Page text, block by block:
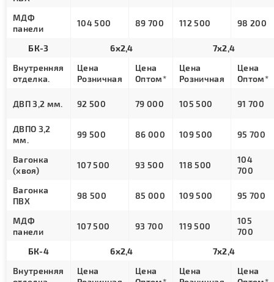
МДФ
панели
104 500 89 700 112 500 98 200
БК-3 6х2,4
7х2,4
Внутренняя
отделка.
Цена
Розничная
Цена
Оптом*
Цена
Розничная
Цена
Оптом*
ДВП 3,2 мм. 92 500 79 000 105 500 91 700
ДВПО 3,2
мм.
99 500 86 000 109 500 95 700
Вагонка
(хвоя)
107 500 93 500 118 500
104
700
Вагонка
ПВХ
98 500 85 000 109 500 95 700
МДФ
панели
107 500 93 700 119 500
105
700
БК-4
6х2,4
7х2,4
Внутренняя
Цена
Цена
Цена
Цена